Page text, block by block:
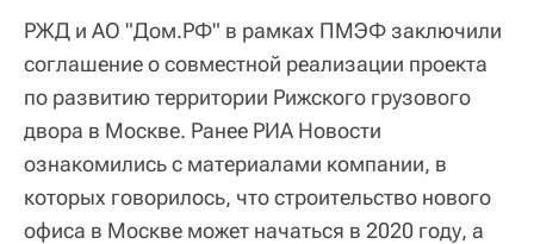
РЖД и АО "Дом.РФ" в рамках ПМЭФ заключили
соглашение о совместной реализации проекта
по развитию территории Рижского грузового
двора в Москве. Ранее РИА Новости
ознакомились с материалами компании, в
которых говорилось, что строительство нового
офиса в Москве может начаться в 2020 году, а